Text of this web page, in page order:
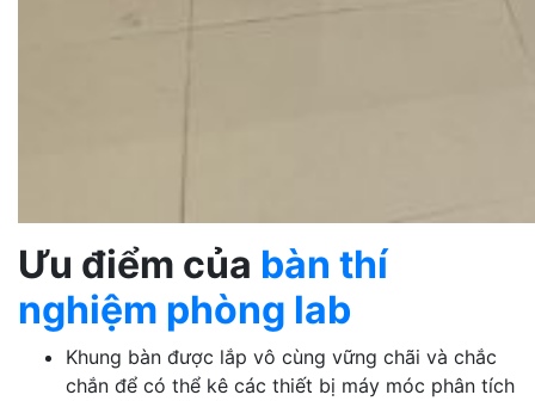
Ưu điểm của bàn thí
nghiệm phòng lab
Khung bàn được lắp vô cùng vững chãi và chắc
chắn để có thể kê các thiết bị máy móc phân tích